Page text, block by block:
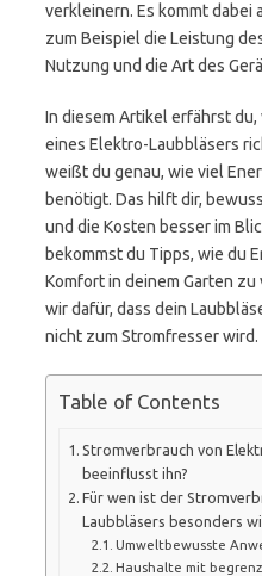
verkleinern. Es kommt dabei
zum Beispiel die Leistung
Nutzung und die Art des
In diesem Artikel erfährst
eines Elektro-Laubbläsers
weißt du genau, wie viel
benötigt. Das hilft dir,
und die Kosten besser im
bekommst du Tipps, wie du
Komfort in deinem Garten
wir dafür, dass dein
nicht zum Stromfresser wird.
Table of Contents
Stromverbrauch von
beeinflusst ihn?
Für wen ist der
Laubbläsers besonders
Umweltbewusste
Haushalte mit